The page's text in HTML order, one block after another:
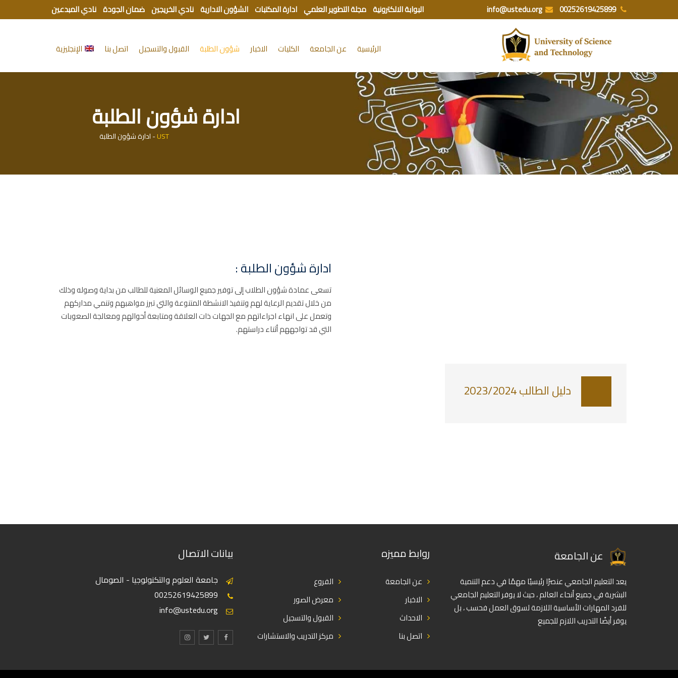
to
00252619425899
info@ustedu.org البوابة الالكترونية مجلة التطوير العلمي ادارة المكتبات الشؤون الادارية نادي الخريجين ضمان الجودة نادي المبدعين
الرئيسية عن الجامعة الكليات الاخبار شؤون الطلبة القبول والتسجيل اتصل بنا الإنجليزية
ادارة شؤون الطلبة
UST
-ادارة شؤون الطلبة
ادارة شؤون الطلبة :
تسعى عمادة شؤون الطلاب إلى توفير جميع الوسائل المعنية للطالب من بداية وصوله وذلك
من خلال تقديم الرعاية لهم وتنفيذ الانشطة المتنوعة والتي تبرز مواهبهم وتنمي مداركهم
وتعمل على انهاء اجراءاتهم مع الجهات ذات العلاقة ومتابعة أحوالهم ومعالجة الصعوبات
التي قد تواجههم أثناء دراستهم.
دليل الطالب 2023/2024
عن الجامعة
يعد التعليم الجامعي عنصرًا رئيسيًا مهمًا في دعم التنمية
البشرية في جميع أنحاء العالم ، حيث لا يوفر التعليم الجامعي
للفرد المهارات الأساسية اللازمة لسوق العمل فحسب ، بل
يوفر أيضًا التدريب اللازم للجميع
روابط مميزه
عن الجامعة
الفروع
الاخبار
معرض الصور
الاحداث
القبول والتسجيل
اتصل بنا
مركز التدريب والاستشارات
بيانات الاتصال
جامعة العلوم والتكنولوجيا - الصومال
00252619425899
info@ustedu.org